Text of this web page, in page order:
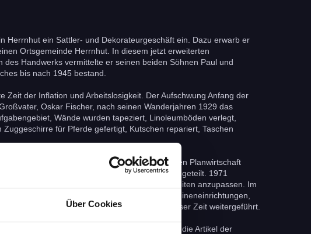
Über Cookies
Herrnhut ein Sattler- und Dekorateurgeschäft ein. Dazu erwarb er
Ortsgemeinde Herrnhut. In diesem jetzt erweiterten
Handwerks vermittelte er seinen beiden Söhnen Paul und
bis nach 1945 bestand.
der Inflation und Arbeitslosigkeit. Der Aufschwung Anfang der
Oskar Fischer, nach seinen Wanderjahren 1929 das
Wände wurden tapeziert, Linoleumböden verlegt,
für Pferde gefertigt, Kutschen repariert, Taschen
hindurch. Mit Beginn der sozialistischen Planwirtschaft
und bilanziert, von Staatsseite gelenkt und eingeteilt. 1971
zu erweitern und den neuen Gegebenheiten anzupassen. Im
Polstermöbeln sowie der Herstellung von Gardineneinrichtungen,
mit Lederwaren und Koffern wurde auch in dieser Zeit weitergeführt.
aufgegeben und das Angebotssortiment auf die Artikel der